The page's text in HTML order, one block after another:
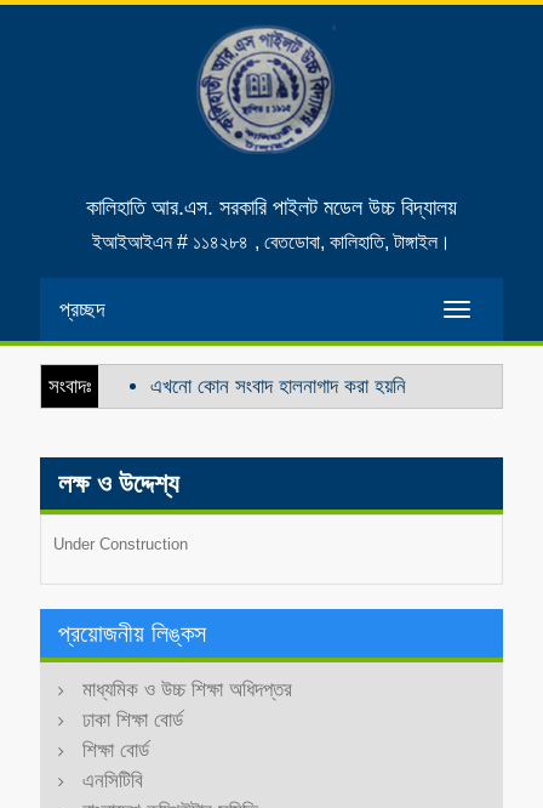
কালিহাতি আর.এস. সরকারি পাইলট মডেল উচ্চ বিদ্যালয়
ইআইআইএন # ১১৪২৮৪ , বেতডোবা, কালিহাতি, টাঙ্গাইল।
Toggle
প্রচ্ছদ
সংবাদঃ এখনো কোন সংবাদ হালনাগাদ করা হয়নি
লক্ষ ও উদ্দেশ্য
Under Construction
প্রয়োজনীয় লিঙ্কস
মাধ্যমিক ও উচ্চ শিক্ষা অধিদপ্তর
ঢাকা শিক্ষা বোর্ড
শিক্ষা বোর্ড
এনসিটিবি